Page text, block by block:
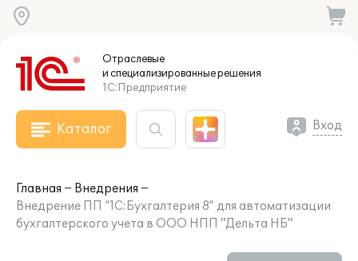
Отраслевые
и специализированныерешения
1С:Предприятие
Каталог Вход
Главная
Внедрения
Внедрение ПП “1С:Бухгалтерия 8” для автоматизации
бухгалтерского учета в ООО НПП "Дельта НБ"